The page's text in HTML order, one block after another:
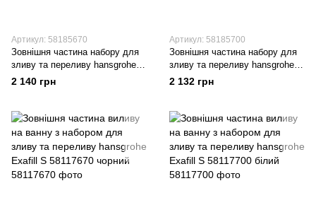
Артикул: 58185670
Зовнішня частина набору для
зливу та переливу hansgrohe
Flexaplus 58185670 чорний
2 140 грн
Артикул: 58185700
Зовнішня частина набору для
зливу та переливу hansgrohe
Flexaplus 58185700 білий
2 132 грн